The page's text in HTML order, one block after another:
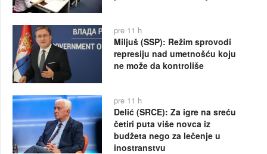
pre 11 h
Miljuš (SSP): Režim sprovodi
represiju nad umetnošću koju
ne može da kontroliše
pre 11 h
Delić (SRCE): Za igre na sreću
četiri puta više novca iz
budžeta nego za lečenje u
inostranstvu